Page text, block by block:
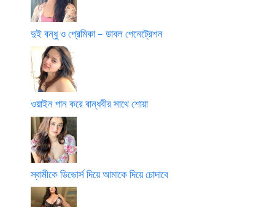
দুই বন্ধু ও প্রেমিকা – ডাবল পেনেট্রেশন
ওয়াইন পান করে বান্ধবীর সাথে শোয়া
স্বামীকে ডিভোর্স দিয়ে আমাকে দিয়ে চোদাবে